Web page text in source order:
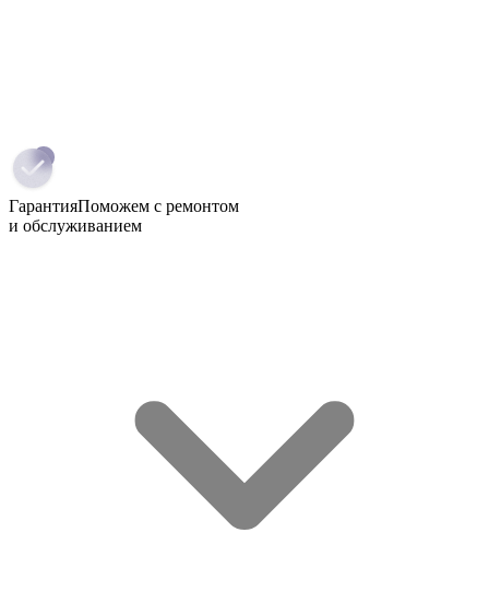
ГарантияПоможем с ремонтом
и обслуживанием